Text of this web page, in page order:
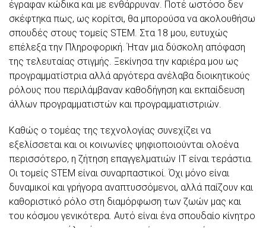
έγραφαν κώδικα και με ενθάρρυναν. Ποτέ ωστόσο δεν
σκέφτηκα πως, ως κορίτσι, θα μπορούσα να ακολουθήσω
σπουδές στους τομείς STEM. Στα 18 μου, ευτυχώς
επέλεξα την Πληροφορική. Ήταν μια δύσκολη απόφαση
της τελευταίας στιγμής. Ξεκίνησα την καριέρα μου ως
προγραμματίστρια αλλά αργότερα ανέλαβα διοικητικούς
ρόλους που περιλάμβαναν καθοδήγηση και εκπαίδευση
άλλων προγραμματιστών και προγραμματιστριών.
Καθώς ο τομέας της τεχνολογίας συνεχίζει να
εξελίσσεται και οι κοινωνίες ψηφιοποιούνται ολοένα
περισσότερο, η ζήτηση επαγγελματιών IT είναι τεράστια.
Οι τομείς STEM είναι συναρπαστικοί. Όχι μόνο είναι
δυναμικοί και γρήγορα αναπτυσσόμενοι, αλλά παίζουν και
καθοριστικό ρόλο στη διαμόρφωση των ζωών μας και
του κόσμου γενικότερα. Αυτό είναι ένα σπουδαίο κίνητρο